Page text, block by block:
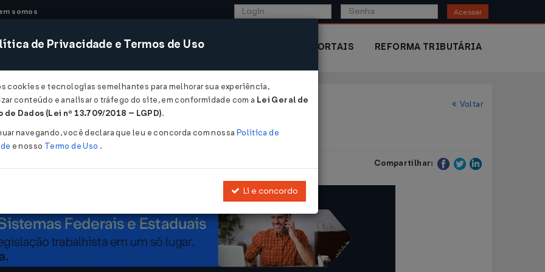
somos Acessar
CONSULTORIA SISTEMAS COMÉRCIO EXTERIOR PORTAIS REFORMA TRIBUTÁRIA
entregues sem a Certificação Digital ... Voltar
sem a Certificação Digital
Compartilhar:
de Privacidade e Termos de Uso
cookies e tecnologias semelhantes para melhorar sua experiência,
conteúdo e analisar o tráfego do site, em conformidade com a Lei Geral de
de Dados (Lei nº 13.709/2018 – LGPD).
navegando, você declara que leu e concorda com nossa Política de
e nosso Termo de Uso .
Li e concordo